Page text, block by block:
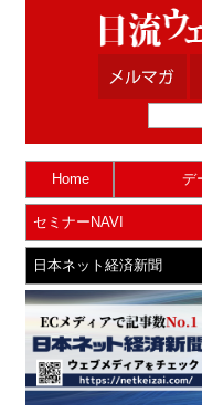
Home デ
セミナーNAVI
日本ネット経済新聞